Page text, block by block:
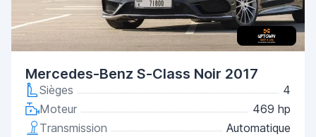
Mercedes-Benz S-Class Noir 2017
Sièges
4
Moteur
469 hp
Transmission
Automatique